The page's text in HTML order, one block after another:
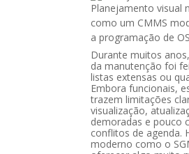
Planejamento visual
como um CMMS
a programação de OS
Durante muitos
da manutenção foi
listas extensas ou
Embora funcionais,
trazem limitações
visualização,
demoradas e pouco
conflitos de agenda.
moderno como o